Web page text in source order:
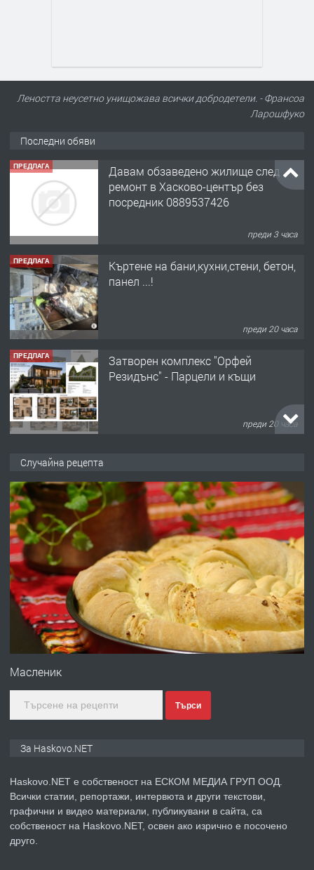
Леността неусетно унищожава всички добродетели. - Франсоа
Ларошфуко
Последни обяви
ПРЕДЛАГА
Давам обзаведено жилище след
ремонт в Хасково-център без
посредник 0889537426
преди 3 часа
ПРЕДЛАГА
Къртене на бани,кухни,стени, бетон,
панел ...!
преди 20 часа
ПРЕДЛАГА
Затворен комплекс "Орфей
Резидънс" - Парцели и къщи
преди 20 часа
537 426
преди 20 часа
ПРЕДЛАГА
Давам обзаведено жилище за жена
без брокери 0889 537 426
преди 20 часа
ПРЕДЛАГА Под НАЕМ двустаен Орфей
преди 3 дни
ПРЕДЛАГА
🔑 ОБЗАВЕДЕНА ГАРСОНИЕРА ПОД
Случайна рецепта
Масленик
Търси
За Haskovo.NET
Haskovo.NET е собственост на ЕСКОМ МЕДИА ГРУП ООД.
Всички статии, репортажи, интервюта и други текстови,
графични и видео материали, публикувани в сайта, са
собственост на Haskovo.NET, освен ако изрично е посочено
друго.